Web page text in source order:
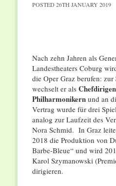
POSTED 26TH JANUARY 2019
Nach zehn Jahren als
Landestheaters Coburg
die Oper Graz berufen: zur
wechselt er als
Philharmonikern und an
Vertrag wurde für drei
analog zur Laufzeit des
Nora Schmid. In Graz
2018 die Produktion von
Barbe-Bleue“ und wird
Karol Szymanowski
dirigieren.